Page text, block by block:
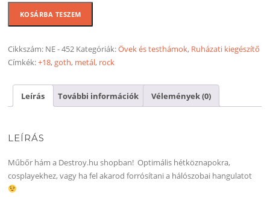
KOSÁRBA TESZEM
Cikkszám: NE - 452 Kategóriák:Övek és testhámok, Ruházati kiegészítő
Címkék:+18, goth, metál, rock
Leírás További információk Vélemények (0)
LEÍRÁS
Műbőr hám a Destroy.hu shopban! Optimális hétköznapokra,
cosplayekhez, vagy ha fel akarod forrósítani a hálószobai hangulatot